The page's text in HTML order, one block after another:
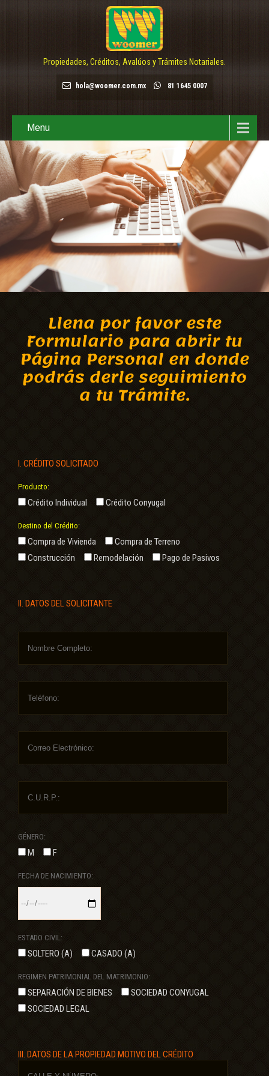
Propiedades, Créditos, Avalúos y Trámites Notariales.
hola@woomer.com.mx 81 1645 0007
Menu
Llena por favor este
Formulario para abrir tu
Página Personal en donde
podrás derle seguimiento
a tu Trámite.
I. CRÉDITO SOLICITADO
Producto:
Crédito Individual Crédito Conyugal
Destino del Crédito:
Compra de Vivienda
Compra de Terreno
Construcción
Remodelación Pago de Pasivos
II. DATOS DEL SOLICITANTE
GÉNERO:
M F
FECHA DE NACIMIENTO:
ESTADO CIVIL:
SOLTERO (A) CASADO (A)
REGIMEN PATRIMONIAL DEL MATRIMONIO:
SEPARACIÓN DE BIENES
SOCIEDAD CONYUGAL
SOCIEDAD LEGAL
III. DATOS DE LA PROPIEDAD MOTIVO DEL CRÉDITO